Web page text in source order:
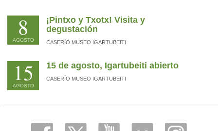
8
AGOSTO
¡Pintxo y Txotx! Visita y
degustación
CASERÍO MUSEO IGARTUBEITI
15
AGOSTO
15 de agosto, Igartubeiti abierto
CASERÍO MUSEO IGARTUBEITI